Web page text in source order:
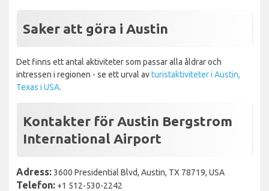
Saker att göra i Austin
Det finns ett antal aktiviteter som passar alla åldrar och
intressen i regionen - se ett urval avturistaktiviteter i Austin,
Texas i USA.
Kontakter för Austin Bergstrom
International Airport
Adress:3600 Presidential Blvd, Austin, TX 78719, USA
Telefon: +1 512-530-2242